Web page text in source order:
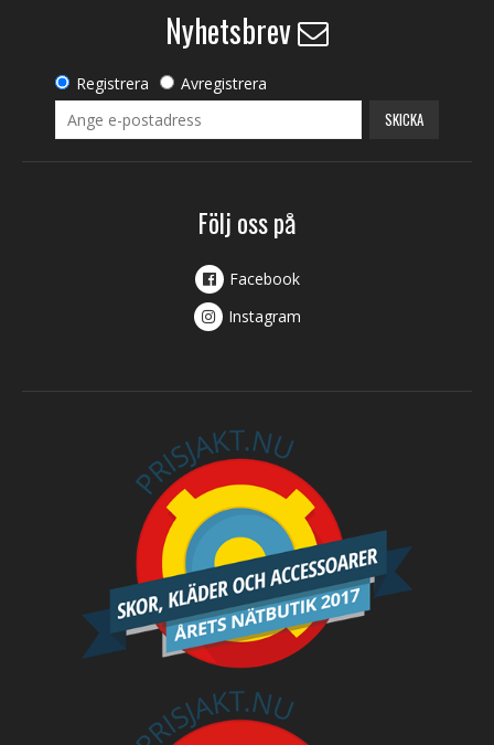
Nyhetsbrev
Registrera Avregistrera
SKICKA
Följ oss på
Facebook
Instagram